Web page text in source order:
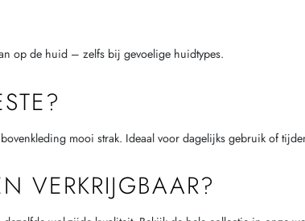
op de huid – zelfs bij gevoelige huidtypes.
mooi strak. Ideaal voor dagelijks gebruik of
VERKRIJGBAAR?